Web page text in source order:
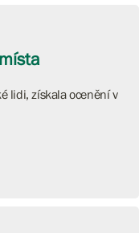
lidi, získala ocenění v